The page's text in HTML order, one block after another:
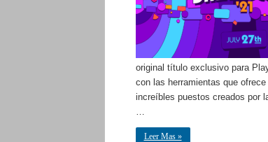
original título exclusivo para
con las herramientas que
increíbles puestos creados por
…
Leer Mas »